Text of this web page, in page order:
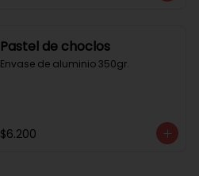
Pastel de choclos
Envase de aluminio 350gr.
$6.200